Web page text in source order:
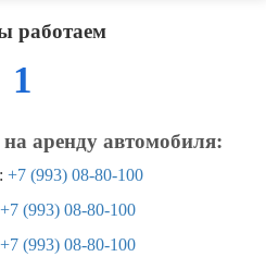
работаем
1
на аренду автомобиля:
+7 (993) 08-80-100
+7 (993) 08-80-100
+7 (993) 08-80-100